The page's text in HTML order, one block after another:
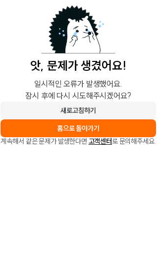
앗, 문제가 생겼어요!
일시적인 오류가 발생했어요.
잠시 후에 다시 시도해주시겠어요?
새로고침하기
홈으로 돌아가기
계속해서 같은 문제가 발생한다면 고객센터로 문의해주세요.